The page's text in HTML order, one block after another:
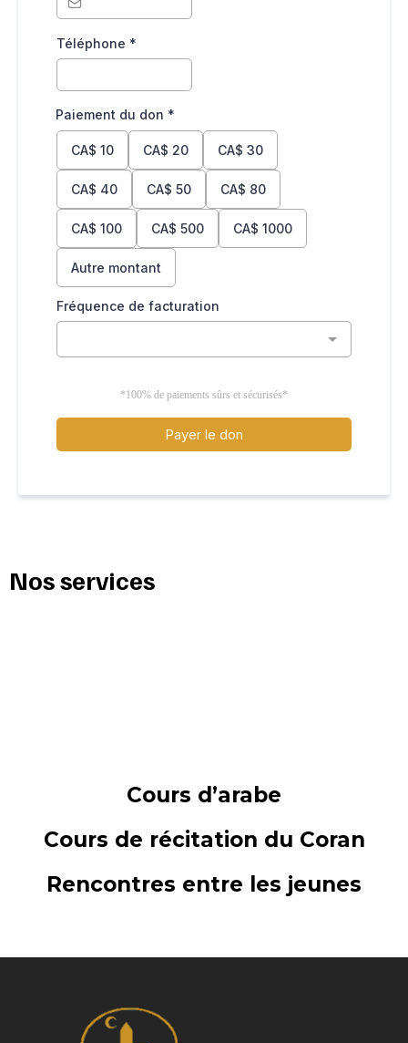
Téléphone *
Paiement du don *
CA$ 10 CA$ 20 CA$ 30
CA$ 40 CA$ 50 CA$ 80
CA$ 100 CA$ 500 CA$ 1000
Autre montant
Fréquence de facturation
*100% de paiements sûrs et sécurisés*
Payer le don
Nos services
Cours d’arabe
Cours de récitation du Coran
Rencontres entre les jeunes